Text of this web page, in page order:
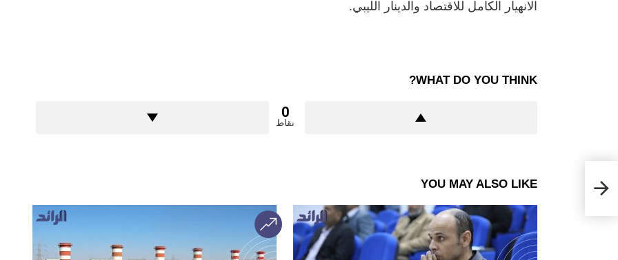
الانهيار الكامل للاقتصاد والدينار الليبي.
WHAT DO YOU THINK?
0
نقاط
YOU MAY ALSO LIKE